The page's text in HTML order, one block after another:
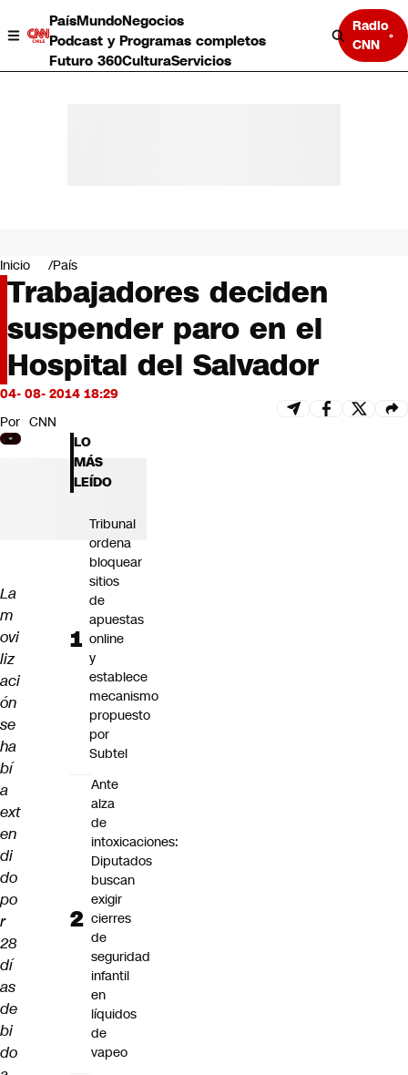
PaísMundoNegocios
Podcast y Programas completos
Futuro 360CulturaServicios
Radio
CNN
Negocios
Deportes
Programas completos
Cultura
Servicios
Bits
CNN Data
CNN tiempo
Futuro 360
Opinión
Inicio País
Trabajadores deciden
suspender paro en el
Hospital del Salvador
04- 08- 2014 18:29
Por CNN
La
m
ovi
liz
aci
ón
se
ha
bí
a
ext
en
di
do
po
r
28
dí
as
de
bi
do
LO
MÁS
LEÍDO
Tribunal
ordena
bloquear
sitios
de
apuestas
online
y
establece
mecanismo
propuesto
por
Subtel
Ante
alza
de
intoxicaciones:
Diputados
buscan
exigir
cierres
de
seguridad
infantil
en
líquidos
de
vapeo